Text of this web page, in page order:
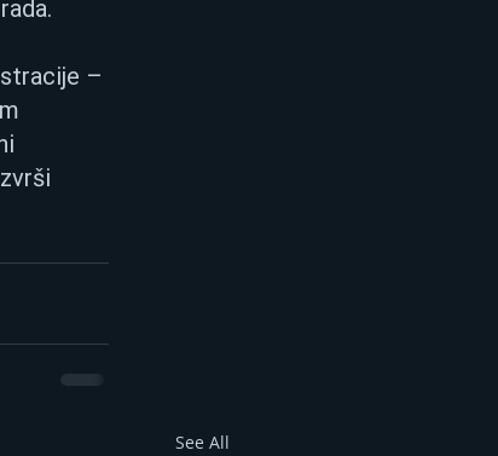
–
See All